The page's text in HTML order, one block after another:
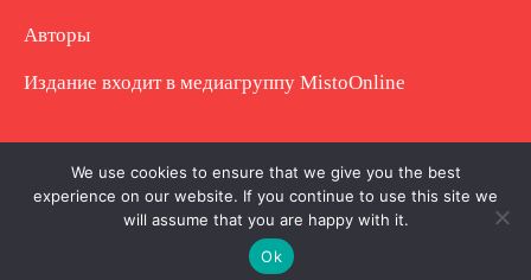
Авторы
Издание входит в медиагруппу MistoOnline
Copyright © Полное использование материала
запрещено. Частично разрешено с гиперссылкой.
We use cookies to ensure that we give you the best
experience on our website. If you continue to use this site we
will assume that you are happy with it.
Ok